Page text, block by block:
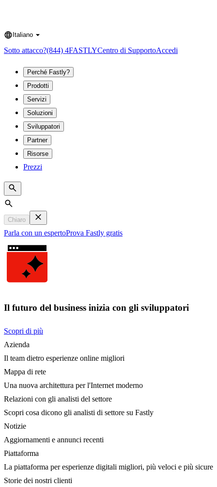
Language
Italiano
Sotto attacco?(844) 4FASTLYCentro di SupportoAccedi
Perché Fastly?
Prodotti
Servizi
Soluzioni
Sviluppatori
Partner
Risorse
Prezzi
Search
Chiaro
Parla con un espertoProva Fastly gratis
Il futuro del business inizia con gli sviluppatori
Scopri di più
Azienda
Il team dietro esperienze online migliori
Mappa di rete
Una nuova architettura per l'Internet moderno
Relazioni con gli analisti del settore
Scopri cosa dicono gli analisti di settore su Fastly
Notizie
Aggiornamenti e annunci recenti
Piattaforma
La piattaforma per esperienze digitali migliori, più veloci e più sicure
Storie dei nostri clienti